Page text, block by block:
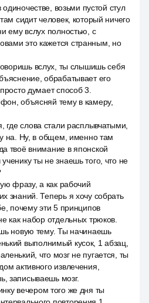
одиночестве, возьми пустой стул
сидит человек, который ничего
ему вслух полностью, с
это кажется странным, но
вслух, ты слышишь себя
обрабатывает его
думает способ 3.
объясняй тему в камеру,
где слова стали расплывчатыми,
на. Ну, в общем, именно там
твоё внимание в японской
ты не знаешь того, что не
фразу, а как рабочий
знаний. Теперь я хочу собрать
почему эти 5 принципов
как набор отдельных трюков.
новую тему. Ты начинаешь
выполнимый кусок, 1 абзац,
что мозг не пугается, ты
активного извлечения,
записываешь мозг.
вечером того же дня ты